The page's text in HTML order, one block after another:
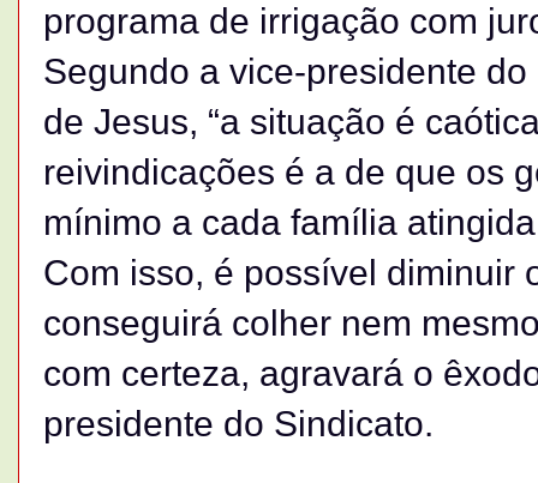
programa de irrigação com
Segundo a vice-presidente
de Jesus, “a situação é
reivindicações é a de que os
mínimo a cada família
Com isso, é possível diminuir
conseguirá colher nem
com certeza, agravará o
presidente do Sindicato.